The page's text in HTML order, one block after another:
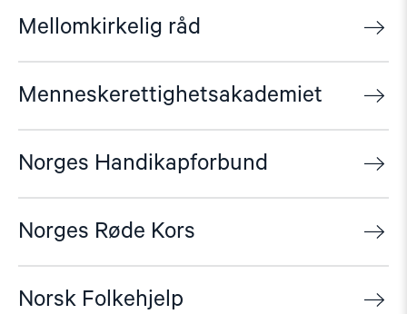
Mellomkirkelig råd
Menneskerettighetsakademiet
Norges Handikapforbund
Norges Røde Kors
Norsk Folkehjelp